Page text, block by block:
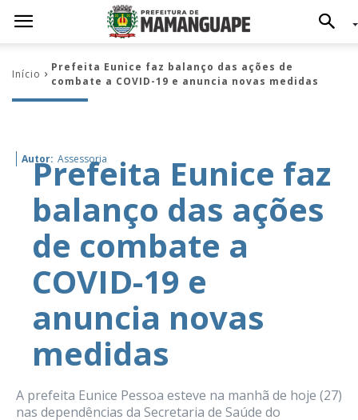
Início
Prefeita Eunice faz balanço das ações de
combate a COVID-19 e anuncia novas medidas
Autor: Assessoria
Prefeita Eunice faz
balanço das ações
de combate a
COVID-19 e
anuncia novas
medidas
A prefeita Eunice Pessoa esteve na manhã de hoje (27)
nas dependências da Secretaria de Saúde do